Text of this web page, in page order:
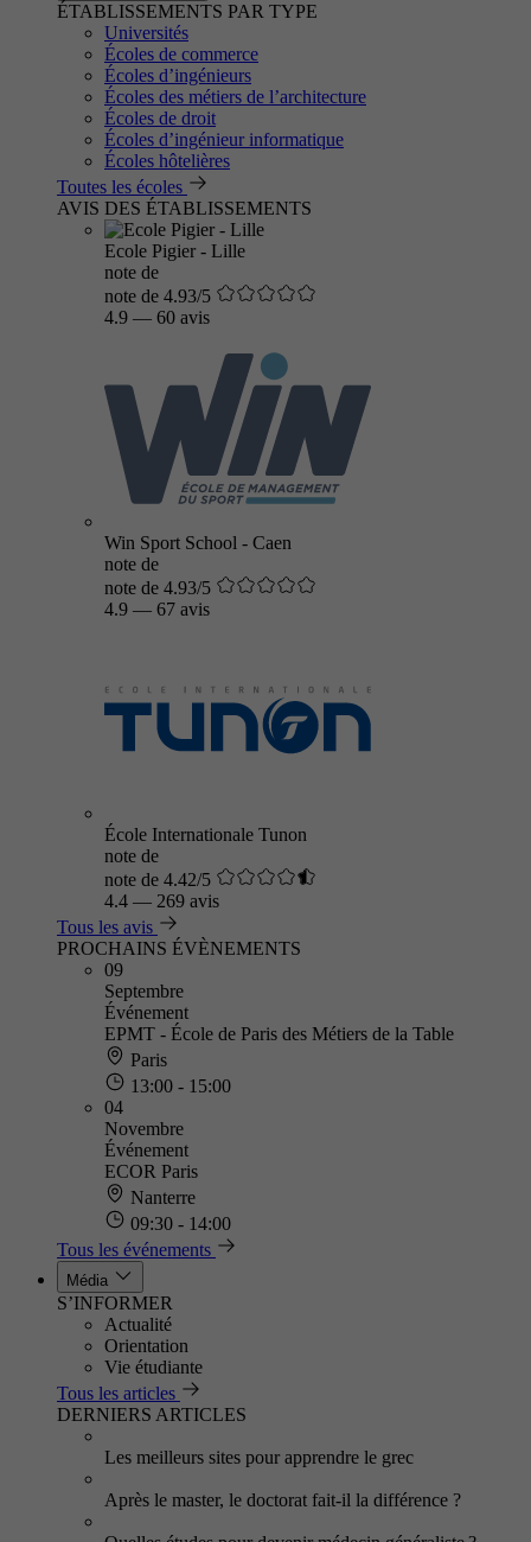
ÉTABLISSEMENTS PAR TYPE
Universités
Écoles de commerce
Écoles d’ingénieurs
Écoles des métiers de l’architecture
Écoles de droit
Écoles d’ingénieur informatique
Écoles hôtelières
Toutes les écoles
AVIS DES ÉTABLISSEMENTS
Ecole Pigier - Lille
note de
note de 4.93/5
4.9 — 60 avis
Win Sport School - Caen
note de
note de 4.93/5
4.9 — 67 avis
École Internationale Tunon
note de
note de 4.42/5
4.4 — 269 avis
Tous les avis
PROCHAINS ÉVÈNEMENTS
09
Septembre
Événement
EPMT - École de Paris des Métiers de la Table
Paris
13:00 - 15:00
04
Novembre
Événement
ECOR Paris
Nanterre
09:30 - 14:00
Tous les événements
Média
S’INFORMER
Actualité
Orientation
Vie étudiante
Tous les articles
DERNIERS ARTICLES
Les meilleurs sites pour apprendre le grec
Après le master, le doctorat fait-il la différence ?